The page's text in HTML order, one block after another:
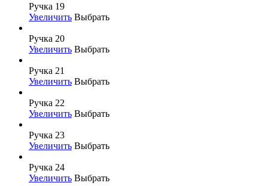
Ручка 19
Увеличить Выбрать
Ручка 20
Увеличить Выбрать
Ручка 21
Увеличить Выбрать
Ручка 22
Увеличить Выбрать
Ручка 23
Увеличить Выбрать
Ручка 24
Увеличить Выбрать